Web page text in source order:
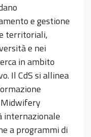
e gestione
territoriali,
e nei
in ambito
Il CdS si allinea
Midwifery
internazionale
a programmi di